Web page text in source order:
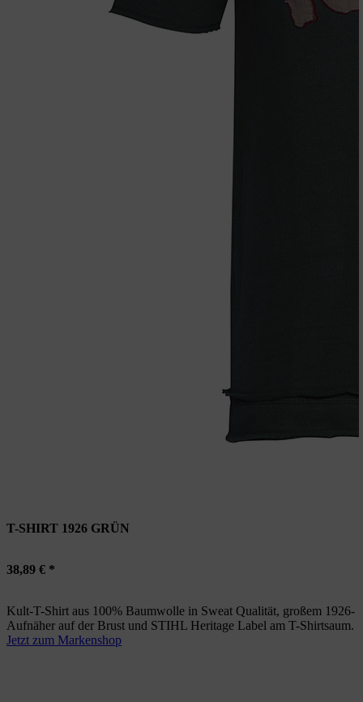
T-SHIRT 1926 GRÜN
38,89 € *
Kult-T-Shirt aus 100% Baumwolle in Sweat Qualität, großem 1926-
Aufnäher auf der Brust und STIHL Heritage Label am T-Shirtsaum.
Jetzt zum Markenshop